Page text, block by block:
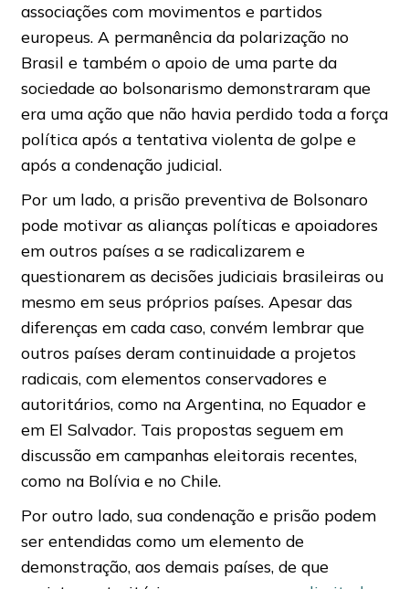
associações com movimentos e partidos
europeus. A permanência da polarização no
Brasil e também o apoio de uma parte da
sociedade ao bolsonarismo demonstraram que
era uma ação que não havia perdido toda a força
política após a tentativa violenta de golpe e
após a condenação judicial.
Por um lado, a prisão preventiva de Bolsonaro
pode motivar as alianças políticas e apoiadores
em outros países a se radicalizarem e
questionarem as decisões judiciais brasileiras ou
mesmo em seus próprios países. Apesar das
diferenças em cada caso, convém lembrar que
outros países deram continuidade a projetos
radicais, com elementos conservadores e
autoritários, como na Argentina, no Equador e
em El Salvador. Tais propostas seguem em
discussão em campanhas eleitorais recentes,
como na Bolívia e no Chile.
Por outro lado, sua condenação e prisão podem
ser entendidas como um elemento de
demonstração, aos demais países, de que